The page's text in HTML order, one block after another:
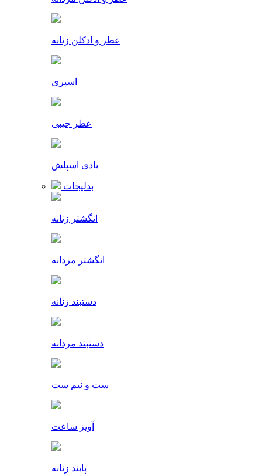
عطر و ادکلن زنانه
اسپری
عطر جیبی
بادی اسپلش
بدلیجات
انگشتر زنانه
انگشتر مردانه
دستبند زنانه
دستبند مردانه
ست و نیم ست
آویز ساعت
پابند زنانه